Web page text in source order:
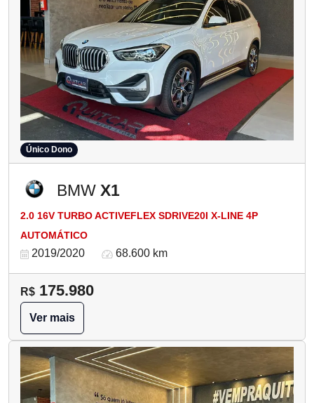
Único Dono
BMW X1
2.0 16V TURBO ACTIVEFLEX SDRIVE20I X-LINE 4P
AUTOMÁTICO
2019/2020 68.600 km
R$ 175.980
Ver mais